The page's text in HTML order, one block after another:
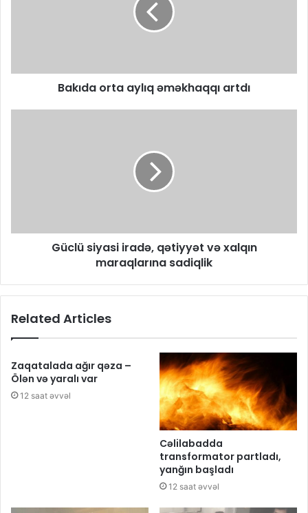
Bakıda orta aylıq əməkhaqqı artdı
Güclü siyasi iradə, qətiyyət və xalqın
maraqlarına sadiqlik
Related Articles
Zaqatalada ağır qəza –
Ölən və yaralı var
12 saat əvvəl
Cəlilabadda
transformator partladı,
yanğın başladı
12 saat əvvəl